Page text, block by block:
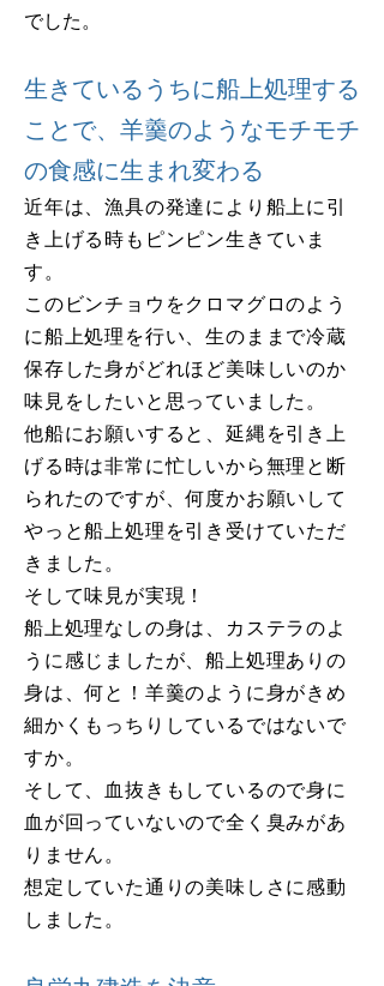
でした。
生きているうちに船上処理する
ことで、羊羹のようなモチモチ
の食感に生まれ変わる
近年は、漁具の発達により船上に引
き上げる時もピンピン生きていま
す。
このビンチョウをクロマグロのよう
に船上処理を行い、生のままで冷蔵
保存した身がどれほど美味しいのか
味見をしたいと思っていました。
他船にお願いすると、延縄を引き上
げる時は非常に忙しいから無理と断
られたのですが、何度かお願いして
やっと船上処理を引き受けていただ
きました。
そして味見が実現！
船上処理なしの身は、カステラのよ
うに感じましたが、船上処理ありの
身は、何と！羊羹のように身がきめ
細かくもっちりしているではないで
すか。
そして、血抜きもしているので身に
血が回っていないので全く臭みがあ
りません。
想定していた通りの美味しさに感動
しました。